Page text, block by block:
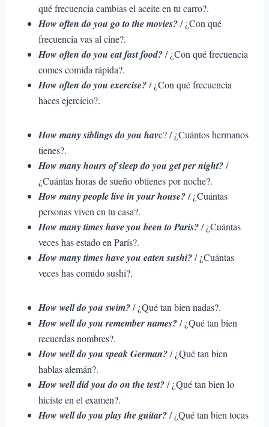
qué frecuencia cambias el aceite en tu carro?.
How often do you go to the movies?/ ¿Con qué
frecuencia vas al cine?.
How often do you eat fast food?/ ¿Con qué frecuencia
comes comida rápida?.
How often do you exercise?/ ¿Con qué frecuencia
haces ejercicio?.
How many siblings do you have? / ¿Cuántos hermanos
tienes?.
How many hours of sleep do you get per night?/
¿Cuántas horas de sueño obtienes por noche?.
How many people live in your house?/ ¿Cuántas
personas viven en tu casa?.
How many times have you been to Paris?/ ¿Cuántas
veces has estado en París?.
How many times have you eaten sushi?/ ¿Cuántas
veces has comido sushi?.
How well do you swim?/ ¿Qué tan bien nadas?.
How well do you remember names?/ ¿Qué tan bien
recuerdas nombres?.
How well do you speak German?/ ¿Qué tan bien
hablas alemán?.
How well did you do on the test?/ ¿Qué tan bien lo
hiciste en el examen?.
How well do you play the guitar?/ ¿Qué tan bien tocas